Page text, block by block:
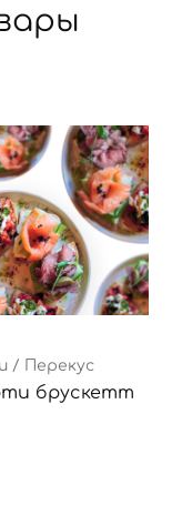
/ Перекус
брускетт